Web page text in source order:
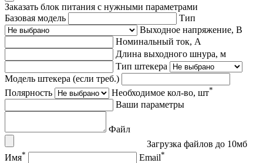
Заказать блок питания с нужными параметрами
Базовая модель
Тип
Выходное напряжение, В
Номинальный ток, А
Длина выходного шнура, м
Тип штекера
Модель штекера (если треб.)
Полярность
Необходимое кол-во, шт*
Ваши параметры
Файл
Загрузка файлов до 10мб
Имя* Email*